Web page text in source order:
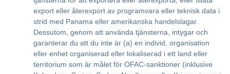
export eller återexport av programvara eller teknisk data i
strid med Panama eller amerikanska handelslagar.
Dessutom, genom att använda tjänsterna, intygar och
garanterar du att du inte är (a) en individ, organisation
eller enhet organiserad eller lokaliserad i ett land eller
territorium som är målet för OFAC-sanktioner (inklusive